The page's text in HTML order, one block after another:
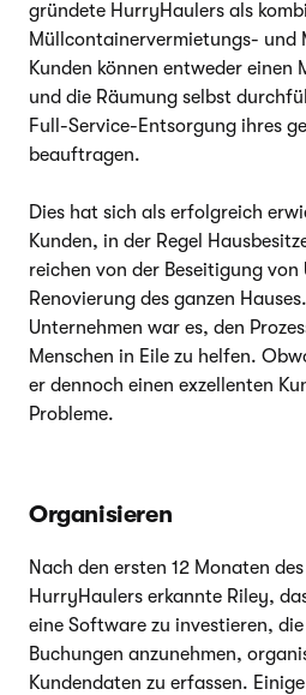
gründete HurryHaulers als
Müllcontainervermietungs- und
Kunden können entweder einen
und die Räumung selbst
Full-Service-Entsorgung ihres
beauftragen.
Dies hat sich als erfolgreich
Kunden, in der Regel
reichen von der Beseitigung
Renovierung des ganzen
Unternehmen war es, den
Menschen in Eile zu helfen.
er dennoch einen exzellenten
Probleme.
Organisieren
Nach den ersten 12 Monaten
HurryHaulers erkannte Riley,
eine Software zu investieren,
Buchungen anzunehmen,
Kundendaten zu erfassen.